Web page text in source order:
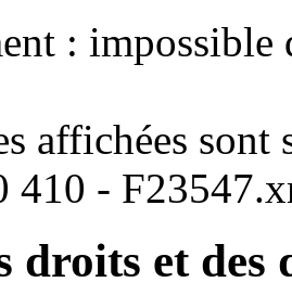
: impossible
affichées sont
410 -
droits et